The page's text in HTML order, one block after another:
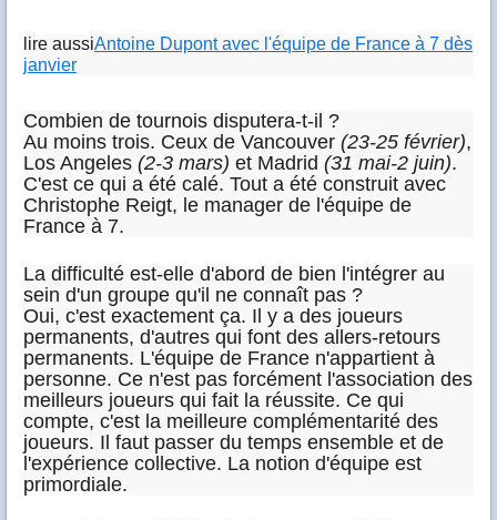
lire aussiAntoine Dupont avec l'équipe de France à 7 dès
janvier
Combien de tournois disputera-t-il ?
Au moins trois. Ceux de Vancouver (23-25 février),
Los Angeles (2-3 mars) et Madrid (31 mai-2 juin).
C'est ce qui a été calé. Tout a été construit avec
Christophe Reigt, le manager de l'équipe de
France à 7.
La difficulté est-elle d'abord de bien l'intégrer au
sein d'un groupe qu'il ne connaît pas ?
Oui, c'est exactement ça. Il y a des joueurs
permanents, d'autres qui font des allers-retours
permanents. L'équipe de France n'appartient à
personne. Ce n'est pas forcément l'association des
meilleurs joueurs qui fait la réussite. Ce qui
compte, c'est la meilleure complémentarité des
joueurs. Il faut passer du temps ensemble et de
l'expérience collective. La notion d'équipe est
primordiale.